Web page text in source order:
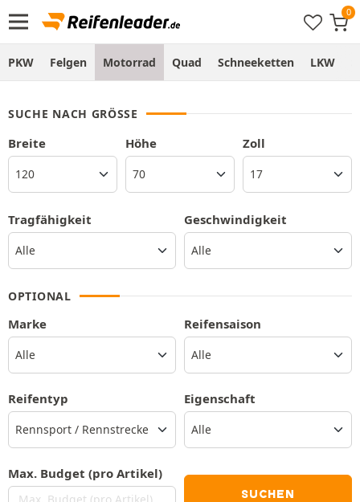
PKW Felgen Motorrad Quad Schneeketten LKW
SUCHE NACH GRÖSSE
Breite Höhe Zoll
Tragfähigkeit Geschwindigkeit
OPTIONAL
Marke
Alle
Reifensaison
Reifentyp Eigenschaft
Alle
Max. Budget (pro Artikel)
SUCHEN